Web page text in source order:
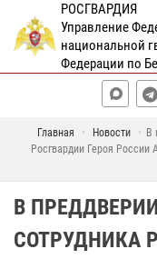
РОСГВАРДИЯ
Управление
национальной
Федерации по
Главная Новости
В
Росгвардии Героя России
В
СОТРУДНИКА